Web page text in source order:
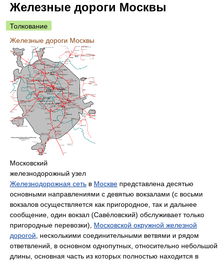
Железные дороги Москвы
Толкование
Железные дороги Москвы
Московский
железнодорожный узел
Железнодорожная сеть в Москве представлена десятью
основными направлениями с девятью вокзалами (с восьми
вокзалов осуществляется как пригородное, так и дальнее
сообщение, один вокзал (Савёловский) обслуживает только
пригородные перевозки), Московской окружной железной
дорогой, несколькими соединительными ветвями и рядом
ответвлений, в основном однопутных, относительно небольшой
длины, основная часть из которых полностью находится в